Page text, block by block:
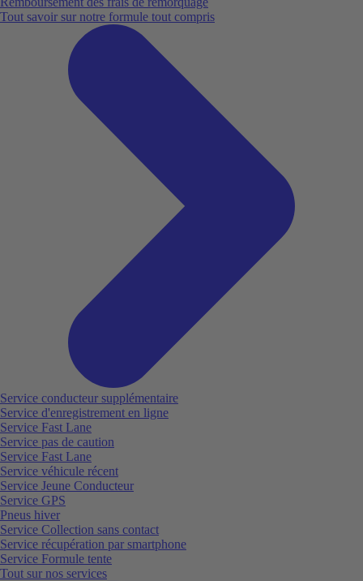
Tout savoir sur notre formule tout compris
Service conducteur supplémentaire
Service d'enregistrement en ligne
Service Fast Lane
Service pas de caution
Service Fast Lane
Service véhicule récent
Service Jeune Conducteur
Service GPS
Pneus hiver
Service Collection sans contact
Service récupération par smartphone
Service Formule tente
Tout sur nos services